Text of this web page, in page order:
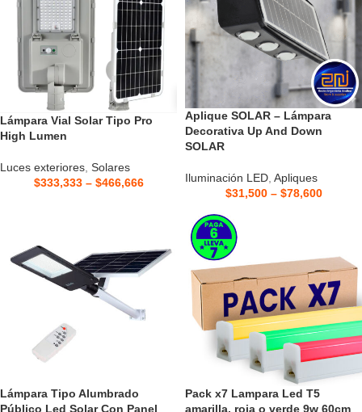
Lámpara Vial Solar Tipo Pro
High Lumen
Luces exteriores, Solares
$333,333 – $466,666
Aplique SOLAR – Lámpara
Decorativa Up And Down
SOLAR
Iluminación LED Apliques
$31,500 – $78,600
Lámpara Tipo Alumbrado
Público Led Solar Con Panel
Pack x7 Lampara Led T5
amarilla, roja o verde 9w 60cm